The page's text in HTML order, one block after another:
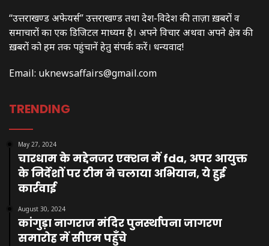
“उत्तराखण्ड अफेयर्स” उत्तराखण्ड तथा देश-विदेश की ताज़ा ख़बरों व
समाचारों का एक डिजिटल माध्यम है। अपने विचार अथवा अपने क्षेत्र की
ख़बरों को हम तक पहुंचानें हेतु संपर्क करें। धन्यवाद!
Email: uknewsaffairs@gmail.com
TRENDING
May 27, 2024
चारधाम के मद्देनजर एक्शन में fda, अपर आयुक्त
के निर्देशों पर टीम ने चलाया अभियान, ये हुई
कार्रवाई
August 30, 2024
कांगुड़ा नागराज मंदिर पुनर्स्थापना जागरण
समारोह में सीएम पहुँचे